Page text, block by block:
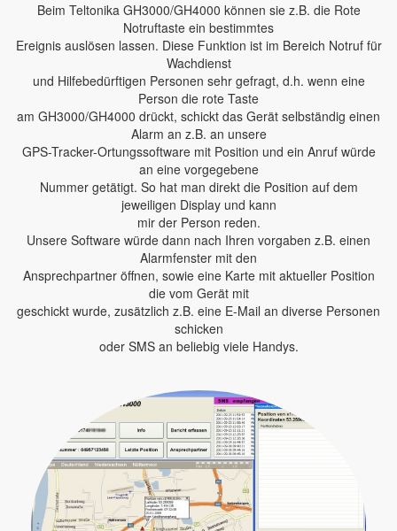
Beim Teltonika GH3000/GH4000 können sie z.B. die Rote
Notruftaste ein bestimmtes
Ereignis auslösen lassen. Diese Funktion ist im Bereich Notruf für
Wachdienst
und Hilfebedürftigen Personen sehr gefragt, d.h. wenn eine
Person die rote Taste
am GH3000/GH4000 drückt, schickt das Gerät selbständig einen
Alarm an z.B. an unsere
GPS-Tracker-Ortungssoftware mit Position und ein Anruf würde
an eine vorgegebene
Nummer getätigt. So hat man direkt die Position auf dem
jeweiligen Display und kann
mir der Person reden.
Unsere Software würde dann nach Ihren vorgaben z.B. einen
Alarmfenster mit den
Ansprechpartner öffnen, sowie eine Karte mit aktueller Position
die vom Gerät mit
geschickt wurde, zusätzlich z.B. eine E-Mail an diverse Personen
schicken
oder SMS an beliebig viele Handys.